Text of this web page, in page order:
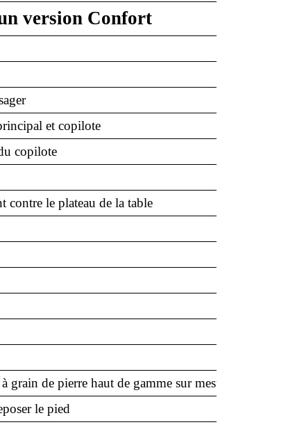
version Confort
et copilote
copilote
contre le plateau de la table
de pierre haut de gamme sur mesure
le pied